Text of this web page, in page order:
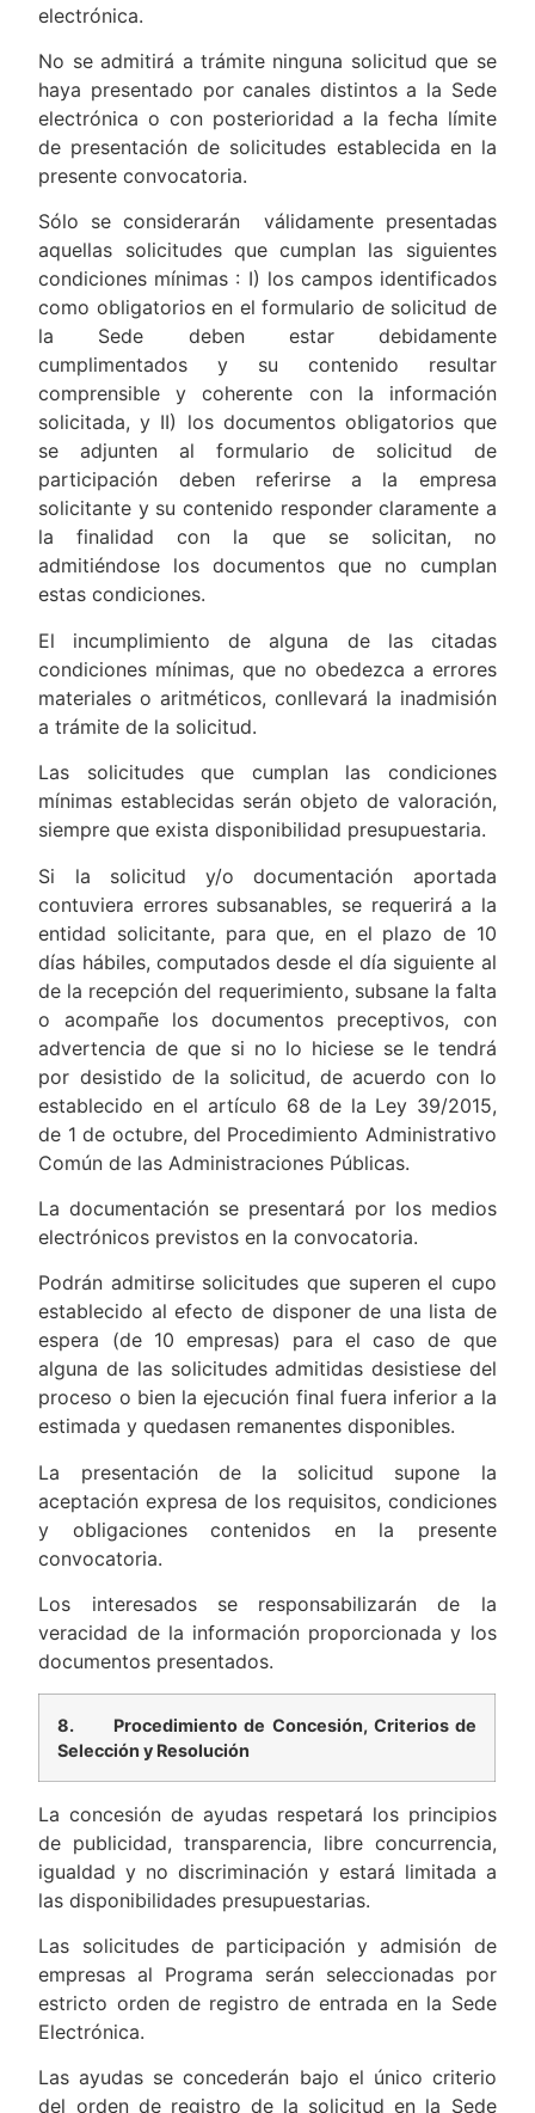
electrónica.
No se admitirá a trámite ninguna solicitud que se
haya presentado por canales distintos a la Sede
electrónica o con posterioridad a la fecha límite
de presentación de solicitudes establecida en la
presente convocatoria.
Sólo se considerarán válidamente presentadas
aquellas solicitudes que cumplan las siguientes
condiciones mínimas : I) los campos identificados
como obligatorios en el formulario de solicitud de
la Sede deben estar debidamente
cumplimentados y su contenido resultar
comprensible y coherente con la información
solicitada, y II) los documentos obligatorios que
se adjunten al formulario de solicitud de
participación deben referirse a la empresa
solicitante y su contenido responder claramente a
la finalidad con la que se solicitan, no
admitiéndose los documentos que no cumplan
estas condiciones.
El incumplimiento de alguna de las citadas
condiciones mínimas, que no obedezca a errores
materiales o aritméticos, conllevará la inadmisión
a trámite de la solicitud.
Las solicitudes que cumplan las condiciones
mínimas establecidas serán objeto de valoración,
siempre que exista disponibilidad presupuestaria.
Si la solicitud y/o documentación aportada
contuviera errores subsanables, se requerirá a la
entidad solicitante, para que, en el plazo de 10
días hábiles, computados desde el día siguiente al
de la recepción del requerimiento, subsane la falta
o acompañe los documentos preceptivos, con
advertencia de que si no lo hiciese se le tendrá
por desistido de la solicitud, de acuerdo con lo
establecido en el artículo 68 de la Ley 39/2015,
de 1 de octubre, del Procedimiento Administrativo
Común de las Administraciones Públicas.
La documentación se presentará por los medios
electrónicos previstos en la convocatoria.
Podrán admitirse solicitudes que superen el cupo
establecido al efecto de disponer de una lista de
espera (de 10 empresas) para el caso de que
alguna de las solicitudes admitidas desistiese del
proceso o bien la ejecución final fuera inferior a la
estimada y quedasen remanentes disponibles.
La presentación de la solicitud supone la
aceptación expresa de los requisitos, condiciones
y obligaciones contenidos en la presente
convocatoria.
Los interesados se responsabilizarán de la
veracidad de la información proporcionada y los
documentos presentados.
8. Procedimiento de Concesión, Criterios de
Selección y Resolución
La concesión de ayudas respetará los principios
de publicidad, transparencia, libre concurrencia,
igualdad y no discriminación y estará limitada a
las disponibilidades presupuestarias.
Las solicitudes de participación y admisión de
empresas al Programa serán seleccionadas por
estricto orden de registro de entrada en la Sede
Electrónica.
Las ayudas se concederán bajo el único criterio
del orden de registro de la solicitud en la Sede